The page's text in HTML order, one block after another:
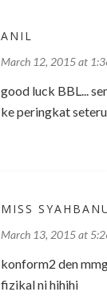
ANIL
March 12, 2015 at
good luck BBL...
ke peringkat
MISS
March 13, 2015 at
konform2 den
fizikal ni hihihi